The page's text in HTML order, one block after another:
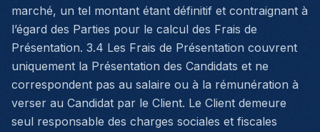
marché, un tel montant étant définitif et contraignant à
l’égard des Parties pour le calcul des Frais de
Présentation. 3.4 Les Frais de Présentation couvrent
uniquement la Présentation des Candidats et ne
correspondent pas au salaire ou à la rémunération à
verser au Candidat par le Client. Le Client demeure
seul responsable des charges sociales et fiscales